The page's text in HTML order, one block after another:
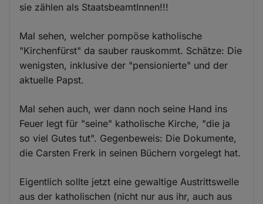
sie zählen als StaatsbeamtInnen!!!
Mal sehen, welcher pompöse katholische
"Kirchenfürst" da sauber rauskommt. Schätze: Die
wenigsten, inklusive der "pensionierte" und der
aktuelle Papst.
Mal sehen auch, wer dann noch seine Hand ins
Feuer legt für "seine" katholische Kirche, "die ja
so viel Gutes tut". Gegenbeweis: Die Dokumente,
die Carsten Frerk in seinen Büchern vorgelegt hat.
Eigentlich sollte jetzt eine gewaltige Austrittswelle
aus der katholischen (nicht nur aus ihr, auch aus